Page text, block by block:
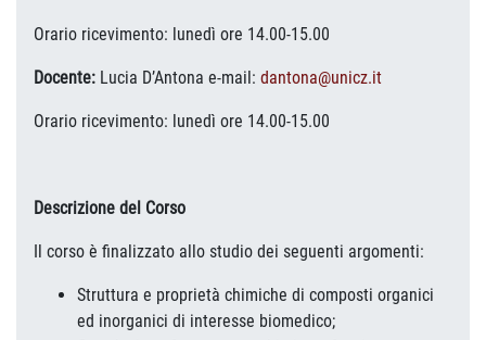
Orario ricevimento: lunedì ore 14.00-15.00
Docente: Lucia D’Antona e-mail: dantona@unicz.it
Orario ricevimento: lunedì ore 14.00-15.00
Descrizione del Corso
Il corso è finalizzato allo studio dei seguenti argomenti:
Struttura e proprietà chimiche di composti organici
ed inorganici di interesse biomedico;